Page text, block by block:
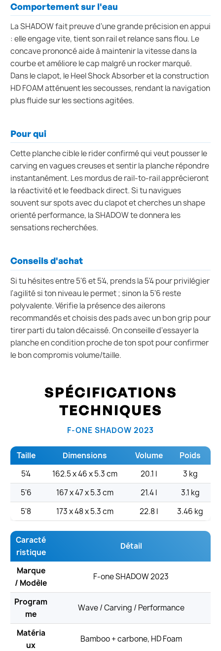
Comportement sur l'eau
La SHADOW fait preuve d'une grande précision en appui
: elle engage vite, tient son rail et relance sans flou. Le
concave prononcé aide à maintenir la vitesse dans la
courbe et améliore le cap malgré un rocker marqué.
Dans le clapot, le Heel Shock Absorber et la construction
HD FOAM atténuent les secousses, rendant la navigation
plus fluide sur les sections agitées.
Pour qui
Cette planche cible le rider confirmé qui veut pousser le
carving en vagues creuses et sentir la planche répondre
instantanément. Les mordus de rail-to-rail apprécieront
la réactivité et le feedback direct. Si tu navigues
souvent sur spots avec du clapot et cherches un shape
orienté performance, la SHADOW te donnera les
sensations recherchées.
Conseils d'achat
Si tu hésites entre 5'6 et 5'4, prends la 5'4 pour privilégier
l'agilité si ton niveau le permet ; sinon la 5'6 reste
polyvalente. Vérifie la présence des ailerons
recommandés et choisis des pads avec un bon grip pour
tirer parti du talon décaissé. On conseille d'essayer la
planche en condition proche de ton spot pour confirmer
le bon compromis volume/taille.
SPÉCIFICATIONS
TECHNIQUES
F-ONE SHADOW 2023
Taille Dimensions Volume
Poids
5'4
162.5 x 46 x 5.3 cm 20.1 l
3 kg
5'6
167 x 47 x 5.3 cm 21.4 l
3.1 kg
5'8
173 x 48 x 5.3 cm 22.8 l 3.46 kg
Caracté
ristique
Détail
Marque
/ Modèle
F-one SHADOW 2023
Program
me
Wave / Carving / Performance
Matéria
ux
Bamboo + carbone, HD Foam